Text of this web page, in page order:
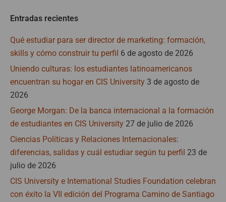
Entradas recientes
Qué estudiar para ser director de marketing: formación,
skills y cómo construir tu perfil 6 de agosto de 2026
Uniendo culturas: los estudiantes latinoamericanos
encuentran su hogar en CIS University 3 de agosto de
2026
George Morgan: De la banca internacional a la formación
de estudiantes en CIS University 27 de julio de 2026
Ciencias Políticas y Relaciones Internacionales:
diferencias, salidas y cuál estudiar según tu perfil 23 de
julio de 2026
CIS University e International Studies Foundation celebran
con éxito la VII edición del Programa Camino de Santiago